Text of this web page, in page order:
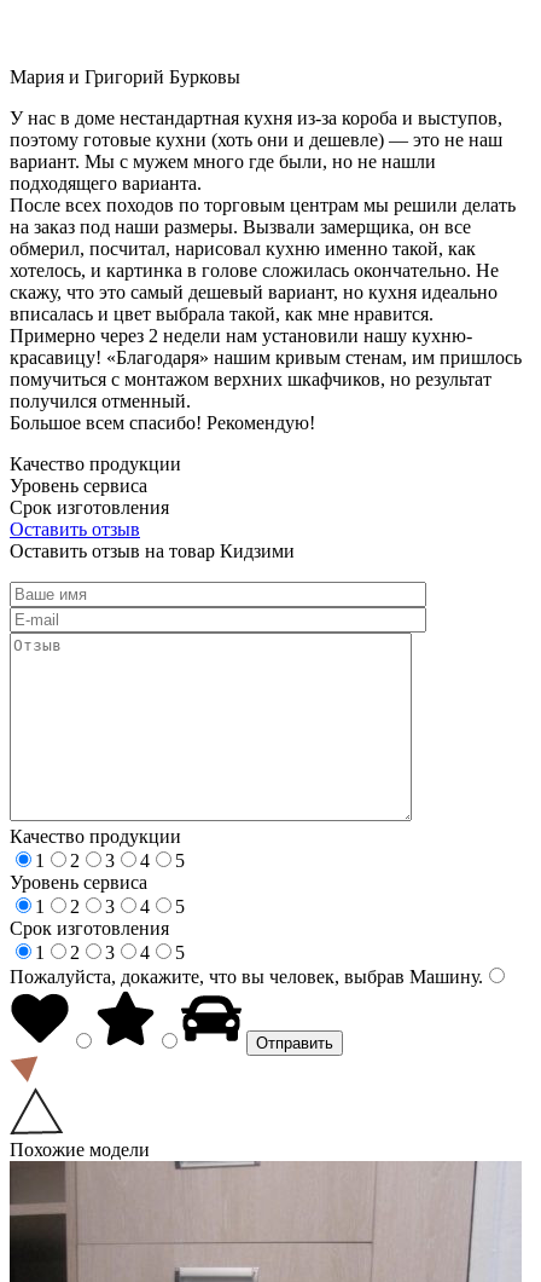
Мария и Григорий Бурковы
У нас в доме нестандартная кухня из-за короба и выступов,
поэтому готовые кухни (хоть они и дешевле) — это не наш
вариант. Мы с мужем много где были, но не нашли
подходящего варианта.
После всех походов по торговым центрам мы решили делать
на заказ под наши размеры. Вызвали замерщика, он все
обмерил, посчитал, нарисовал кухню именно такой, как
хотелось, и картинка в голове сложилась окончательно. Не
скажу, что это самый дешевый вариант, но кухня идеально
вписалась и цвет выбрала такой, как мне нравится.
Примерно через 2 недели нам установили нашу кухню-
красавицу! «Благодаря» нашим кривым стенам, им пришлось
помучиться с монтажом верхних шкафчиков, но результат
получился отменный.
Большое всем спасибо! Рекомендую!
Качество продукции
Уровень сервиса
Срок изготовления
Оставить отзыв
Оставить отзыв на товар Кидзими
Качество продукции
1
2 3 4
5
Уровень сервиса
1
2 3 4
5
Срок изготовления
1
2 3 4
5
Пожалуйста, докажите, что вы человек, выбрав Машину.
Похожие модели